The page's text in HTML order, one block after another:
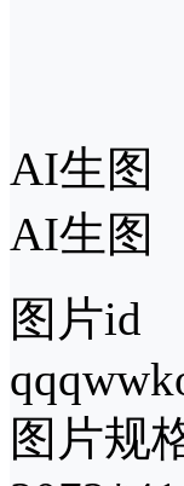
AI生图
AI生图
图片id
图片规